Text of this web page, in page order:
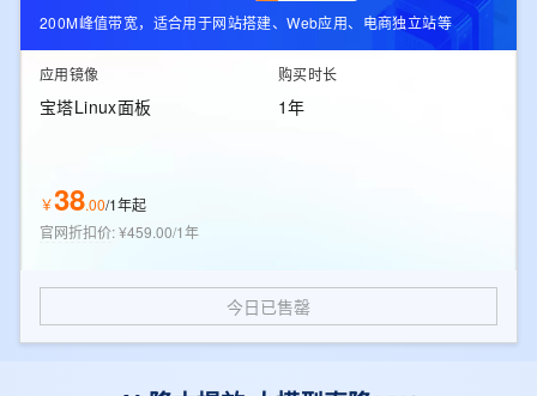
200M峰值带宽，适合用于网站搭建、Web应用、电商独立站等
应用镜像
宝塔Linux面板
购买时长
1年
￥38.00/1年起
官网折扣价:¥459.00/1年
今日已售罄